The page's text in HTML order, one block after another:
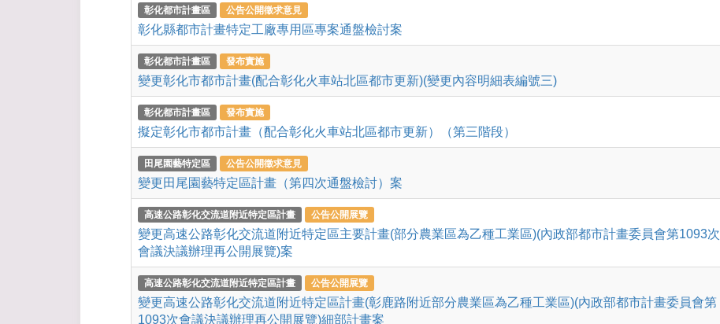
彰化都市計畫區 公告公開徵求意見
彰化縣都市計畫特定工廠專用區專案通盤檢討案
彰化都市計畫區 發布實施
變更彰化市都市計畫(配合彰化火車站北區都市更新)(變更內容明細表編號三)
彰化都市計畫區 發布實施
擬定彰化市都市計畫（配合彰化火車站北區都市更新）（第三階段）
田尾園藝特定區 公告公開徵求意見
變更田尾園藝特定區計畫（第四次通盤檢討）案
高速公路彰化交流道附近特定區計畫 公告公開展覽
變更高速公路彰化交流道附近特定區主要計畫(部分農業區為乙種工業區)(內政部都市計畫委員會第1093次
會議決議辦理再公開展覽)案
高速公路彰化交流道附近特定區計畫 公告公開展覽
變更高速公路彰化交流道附近特定區計畫(彰鹿路附近部分農業區為乙種工業區)(內政部都市計畫委員會第
1093次會議決議辦理再公開展覽)細部計畫案